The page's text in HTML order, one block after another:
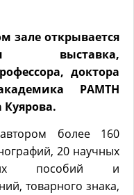
зале открывается
выставка,
доктора
РАМТН
более 160
20 научных
пособий и
товарного знака,